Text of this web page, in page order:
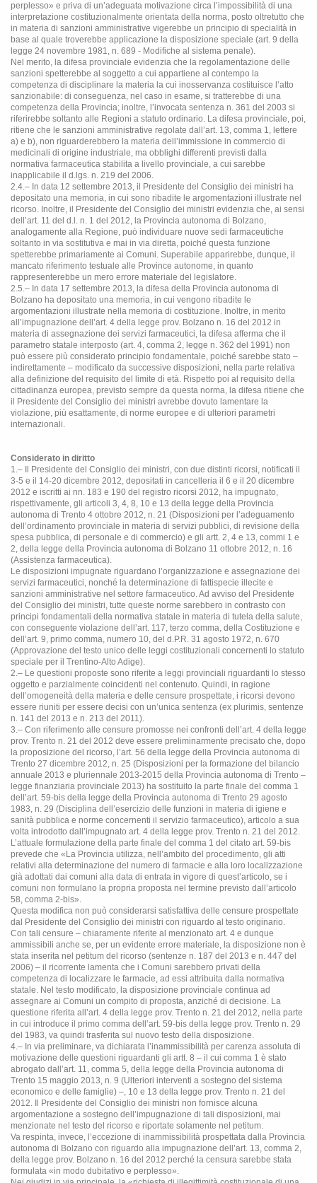
perplesso» e priva di un’adeguata motivazione circa l’impossibilità di una
interpretazione costituzionalmente orientata della norma, posto oltretutto che
in materia di sanzioni amministrative vigerebbe un principio di specialità in
base al quale troverebbe applicazione la disposizione speciale (art. 9 della
legge 24 novembre 1981, n. 689 - Modifiche al sistema penale).
Nel merito, la difesa provinciale evidenzia che la regolamentazione delle
sanzioni spetterebbe al soggetto a cui appartiene al contempo la
competenza di disciplinare la materia la cui inosservanza costituisce l’atto
sanzionabile: di conseguenza, nel caso in esame, si tratterebbe di una
competenza della Provincia; inoltre, l’invocata sentenza n. 361 del 2003 si
riferirebbe soltanto alle Regioni a statuto ordinario. La difesa provinciale, poi,
ritiene che le sanzioni amministrative regolate dall’art. 13, comma 1, lettere
a) e b), non riguarderebbero la materia dell’immissione in commercio di
medicinali di origine industriale, ma obblighi differenti previsti dalla
normativa farmaceutica stabilita a livello provinciale, a cui sarebbe
inapplicabile il d.lgs. n. 219 del 2006.
2.4.– In data 12 settembre 2013, il Presidente del Consiglio dei ministri ha
depositato una memoria, in cui sono ribadite le argomentazioni illustrate nel
ricorso. Inoltre, il Presidente del Consiglio dei ministri evidenzia che, ai sensi
dell’art. 11 del d.l. n. 1 del 2012, la Provincia autonoma di Bolzano,
analogamente alla Regione, può individuare nuove sedi farmaceutiche
soltanto in via sostitutiva e mai in via diretta, poiché questa funzione
spetterebbe primariamente ai Comuni. Superabile apparirebbe, dunque, il
mancato riferimento testuale alle Province autonome, in quanto
rappresenterebbe un mero errore materiale del legislatore.
2.5.– In data 17 settembre 2013, la difesa della Provincia autonoma di
Bolzano ha depositato una memoria, in cui vengono ribadite le
argomentazioni illustrate nella memoria di costituzione. Inoltre, in merito
all’impugnazione dell’art. 4 della legge prov. Bolzano n. 16 del 2012 in
materia di assegnazione dei servizi farmaceutici, la difesa afferma che il
parametro statale interposto (art. 4, comma 2, legge n. 362 del 1991) non
può essere più considerato principio fondamentale, poiché sarebbe stato –
indirettamente – modificato da successive disposizioni, nella parte relativa
alla definizione del requisito del limite di età. Rispetto poi al requisito della
cittadinanza europea, previsto sempre da questa norma, la difesa ritiene che
il Presidente del Consiglio dei ministri avrebbe dovuto lamentare la
violazione, più esattamente, di norme europee e di ulteriori parametri
internazionali.
Considerato in diritto
1.– Il Presidente del Consiglio dei ministri, con due distinti ricorsi, notificati il
3-5 e il 14-20 dicembre 2012, depositati in cancelleria il 6 e il 20 dicembre
2012 e iscritti ai nn. 183 e 190 del registro ricorsi 2012, ha impugnato,
rispettivamente, gli articoli 3, 4, 8, 10 e 13 della legge della Provincia
autonoma di Trento 4 ottobre 2012, n. 21 (Disposizioni per l’adeguamento
dell’ordinamento provinciale in materia di servizi pubblici, di revisione della
spesa pubblica, di personale e di commercio) e gli artt. 2, 4 e 13, commi 1 e
2, della legge della Provincia autonoma di Bolzano 11 ottobre 2012, n. 16
(Assistenza farmaceutica).
Le disposizioni impugnate riguardano l’organizzazione e assegnazione dei
servizi farmaceutici, nonché la determinazione di fattispecie illecite e
sanzioni amministrative nel settore farmaceutico. Ad avviso del Presidente
del Consiglio dei ministri, tutte queste norme sarebbero in contrasto con
principi fondamentali della normativa statale in materia di tutela della salute,
con conseguente violazione dell’art. 117, terzo comma, della Costituzione e
dell’art. 9, primo comma, numero 10, del d.P.R. 31 agosto 1972, n. 670
(Approvazione del testo unico delle leggi costituzionali concernenti lo statuto
speciale per il Trentino-Alto Adige).
2.– Le questioni proposte sono riferite a leggi provinciali riguardanti lo stesso
oggetto e parzialmente coincidenti nel contenuto. Quindi, in ragione
dell’omogeneità della materia e delle censure prospettate, i ricorsi devono
essere riuniti per essere decisi con un’unica sentenza (ex plurimis, sentenze
n. 141 del 2013 e n. 213 del 2011).
3.– Con riferimento alle censure promosse nei confronti dell’art. 4 della legge
prov. Trento n. 21 del 2012 deve essere preliminarmente precisato che, dopo
la proposizione del ricorso, l’art. 56 della legge della Provincia autonoma di
Trento 27 dicembre 2012, n. 25 (Disposizioni per la formazione del bilancio
annuale 2013 e pluriennale 2013-2015 della Provincia autonoma di Trento –
legge finanziaria provinciale 2013) ha sostituito la parte finale del comma 1
dell’art. 59-bis della legge della Provincia autonoma di Trento 29 agosto
1983, n. 29 (Disciplina dell’esercizio delle funzioni in materia di igiene e
sanità pubblica e norme concernenti il servizio farmaceutico), articolo a sua
volta introdotto dall’impugnato art. 4 della legge prov. Trento n. 21 del 2012.
L’attuale formulazione della parte finale del comma 1 del citato art. 59-bis
prevede che «La Provincia utilizza, nell’ambito del procedimento, gli atti
relativi alla determinazione del numero di farmacie e alla loro localizzazione
già adottati dai comuni alla data di entrata in vigore di quest’articolo, se i
comuni non formulano la propria proposta nel termine previsto dall’articolo
58, comma 2-bis».
Questa modifica non può considerarsi satisfattiva delle censure prospettate
dal Presidente del Consiglio dei ministri con riguardo al testo originario.
Con tali censure – chiaramente riferite al menzionato art. 4 e dunque
ammissibili anche se, per un evidente errore materiale, la disposizione non è
stata inserita nel petitum del ricorso (sentenze n. 187 del 2013 e n. 447 del
2006) – il ricorrente lamenta che i Comuni sarebbero privati della
competenza di localizzare le farmacie, ad essi attribuita dalla normativa
statale. Nel testo modificato, la disposizione provinciale continua ad
assegnare ai Comuni un compito di proposta, anziché di decisione. La
questione riferita all’art. 4 della legge prov. Trento n. 21 del 2012, nella parte
in cui introduce il primo comma dell’art. 59-bis della legge prov. Trento n. 29
del 1983, va quindi trasferita sul nuovo testo della disposizione.
4.– In via preliminare, va dichiarata l’inammissibilità per carenza assoluta di
motivazione delle questioni riguardanti gli artt. 8 – il cui comma 1 è stato
abrogato dall’art. 11, comma 5, della legge della Provincia autonoma di
Trento 15 maggio 2013, n. 9 (Ulteriori interventi a sostegno del sistema
economico e delle famiglie) –, 10 e 13 della legge prov. Trento n. 21 del
2012. Il Presidente del Consiglio dei ministri non fornisce alcuna
argomentazione a sostegno dell’impugnazione di tali disposizioni, mai
menzionate nel testo del ricorso e riportate solamente nel petitum.
Va respinta, invece, l’eccezione di inammissibilità prospettata dalla Provincia
autonoma di Bolzano con riguardo alla impugnazione dell’art. 13, comma 2,
della legge prov. Bolzano n. 16 del 2012 perché la censura sarebbe stata
formulata «in modo dubitativo e perplesso».